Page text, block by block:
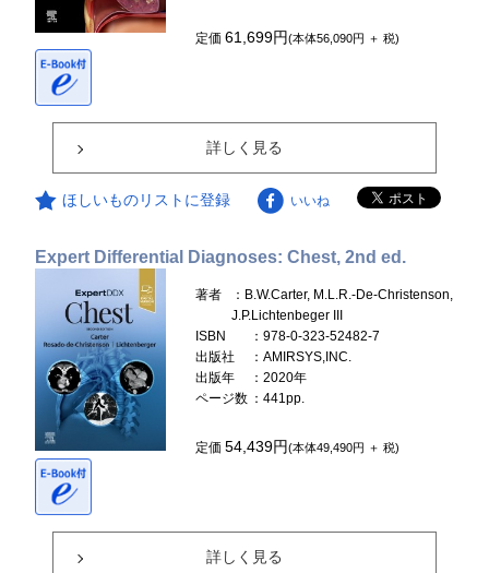
定価61,699円(本体56,090円 ＋ 税)
詳しく見る
ほしいものリストに登録 いいね
Expert Differential Diagnoses: Chest, 2nd ed.
著者
：B.W.Carter, M.L.R.-De-Christenson,
J.P.Lichtenbeger III
ISBN
：978-0-323-52482-7
出版社
：AMIRSYS,INC.
出版年
：2020年
ページ数 ：441pp.
定価54,439円(本体49,490円 ＋ 税)
詳しく見る